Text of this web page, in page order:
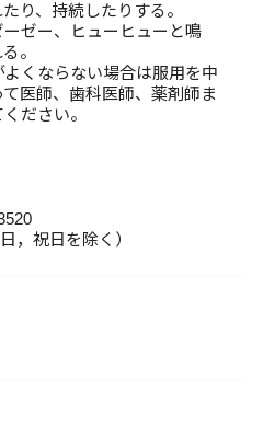
り、持続したりする。
ゼー、ヒューヒューと鳴
。
くならない場合は服用を中
医師、歯科医師、薬剤師ま
ださい。
，祝日を除く）